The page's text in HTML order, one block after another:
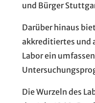
und Bürger
Darüber hinaus
akkreditiertes und
Labor ein
Die Wurzeln des